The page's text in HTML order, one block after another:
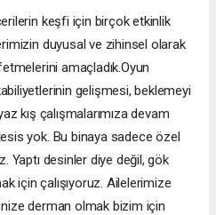
keşfi için birçok etkinlik
duyusal ve zihinsel olarak
amaçladık.Oyun
gelişmesi, beklemeyi
kış çalışmalarımıza devam
yok. Bu binaya sadece özel
Yaptı desinler diye değil, gök
için çalışıyoruz. Ailelerimize
derman olmak bizim için